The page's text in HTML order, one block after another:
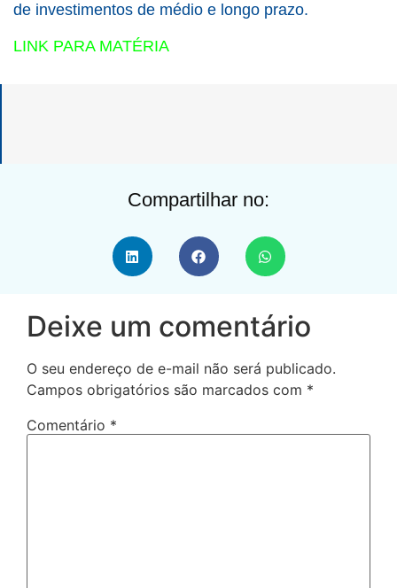
de investimentos de médio e longo prazo.
LINK PARA MATÉRIA
Compartilhar no:
Deixe um comentário
O seu endereço de e-mail não será publicado.
Campos obrigatórios são marcados com *
Comentário *